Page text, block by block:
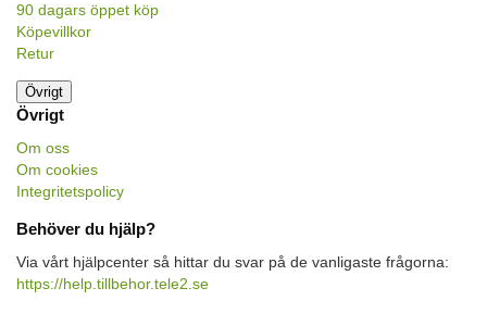
90 dagars öppet köp
Köpevillkor
Retur
Övrigt
Övrigt
Om oss
Om cookies
Integritetspolicy
Behöver du hjälp?
Via vårt hjälpcenter så hittar du svar på de vanligaste frågorna:
https://help.tillbehor.tele2.se